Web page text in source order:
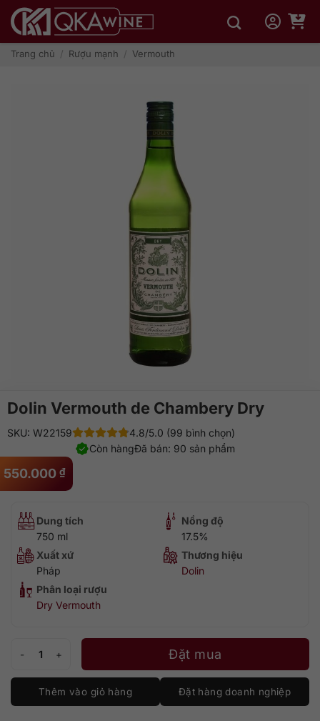
qua
dungTrang chủ / Rượu mạnh / Vermouth
Dolin Vermouth de Chambery Dry
550.000 ₫
SKU: W22159
4.8/5.0 (99 bình chọn)
Đã bán: 90 sản phẩm
Còn hàng
Dung tích
750 ml
Nồng độ
17.5%
Xuất xứ
Pháp
Thương hiệu
Dolin
Phân loại rượu
Dry Vermouth
Dolin Vermouth de Chambery Dry số lượngĐặt mua
Thêm vào giỏ hàng Đặt hàng doanh nghiệp